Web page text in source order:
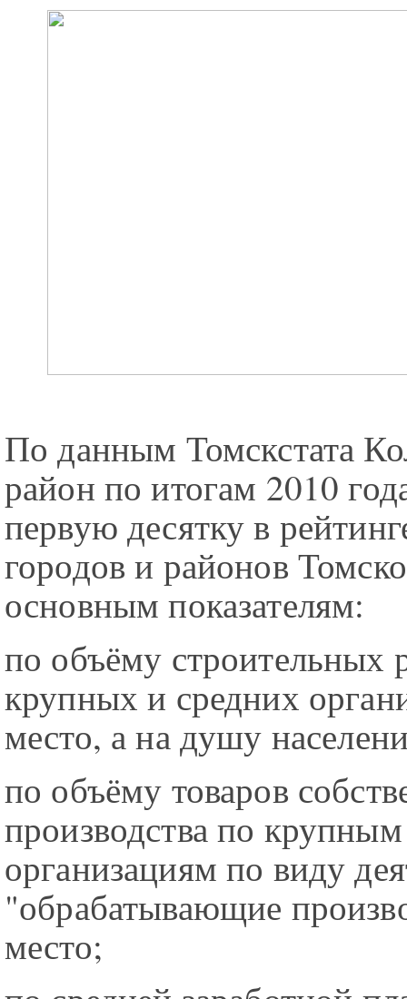
По данным Томскстата
район по итогам 2010
первую десятку в
городов и районов
основным показателям:
по объёму строительных
крупных и средних
место, а на душу
по объёму товаров
производства по
организациям по виду
"обрабатывающие
место;